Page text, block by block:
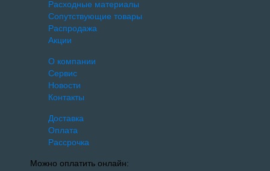
Расходные материалы
Сопутствующие товары
Распродажа
Акции
О компании
Сервис
Новости
Контакты
Доставка
Оплата
Рассрочка
Можно оплатить онлайн: